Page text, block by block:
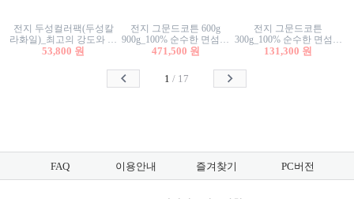
전지 두성컬러팩(두성칼
라화일)_최고의 강도와 평
활성을 지닌 다양한 컬러
53,800 원
전지 그문드코튼 600g
900g_100% 순수한 면섬유
로 만든 친환경프리미엄
471,500 원
전지 그문드코튼
300g_100% 순수한 면섬유
로 만든 친환경프리미엄
131,300 원
1 / 17
FAQ 이용안내 즐겨찾기 PC버전